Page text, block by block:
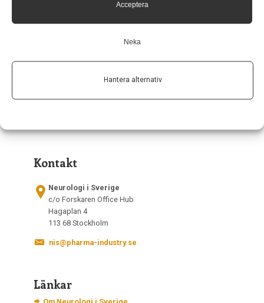
Acceptera
Neka
Hantera alternativ
Kontakt
Neurologi i Sverige
c/o Forskaren Office Hub
Hagaplan 4
113 68 Stockholm
nis@pharma-industry.se
Länkar